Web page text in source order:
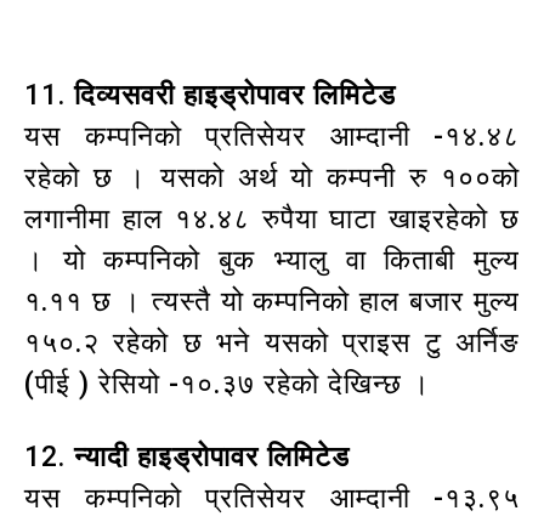
11.दिव्यसवरी हाइड्रोपावर लिमिटेड
यस कम्पनिको प्रतिसेयर आम्दानी -१४.४८
रहेको छ । यसको अर्थ यो कम्पनी रु १००को
लगानीमा हाल १४.४८ रुपैया घाटा खाइरहेको छ
। यो कम्पनिको बुक भ्यालु वा किताबी मुल्य
१.११ छ । त्यस्तै यो कम्पनिको हाल बजार मुल्य
१५०.२ रहेको छ भने यसको प्राइस टु अर्निङ
(पीई ) रेसियो -१०.३७ रहेको देखिन्छ ।
12.न्यादी हाइड्रोपावर लिमिटेड
यस कम्पनिको प्रतिसेयर आम्दानी -१३.९५